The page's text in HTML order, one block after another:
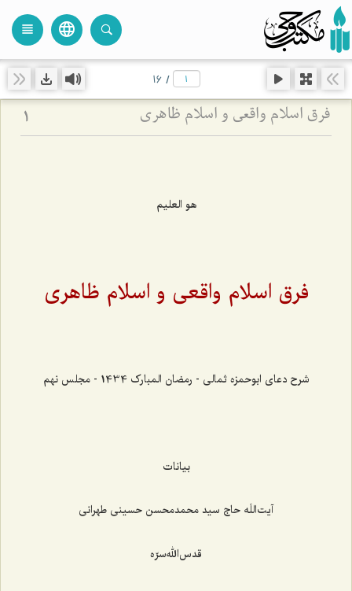
language
view_headline
/
16
فرق اسلام واقعی و اسلام ظاهری 1
هو العلیم
فرق اسلام واقعی و اسلام ظاهری
شرح دعای ابوحمزه ثمالی - رمضان المبارک 1434 - مجلس نهم
بیانات
آیت‌اللَه حاج سيد محمد‌محسن حسينی طهرانی
قدس‌الله‌سرّه